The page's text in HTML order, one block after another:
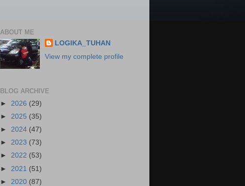
ABOUT ME
LOGIKA_TUHAN
View my complete profile
BLOG ARCHIVE
► 2026 (29)
► 2025 (35)
► 2024 (47)
► 2023 (73)
► 2022 (53)
► 2021 (51)
► 2020 (87)